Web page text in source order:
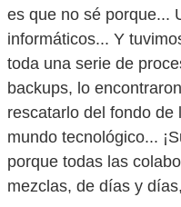
es que no sé porque...
informáticos... Y
toda una serie de
backups, lo
rescatarlo del fondo
mundo tecnológico...
porque todas las
mezclas, de días y